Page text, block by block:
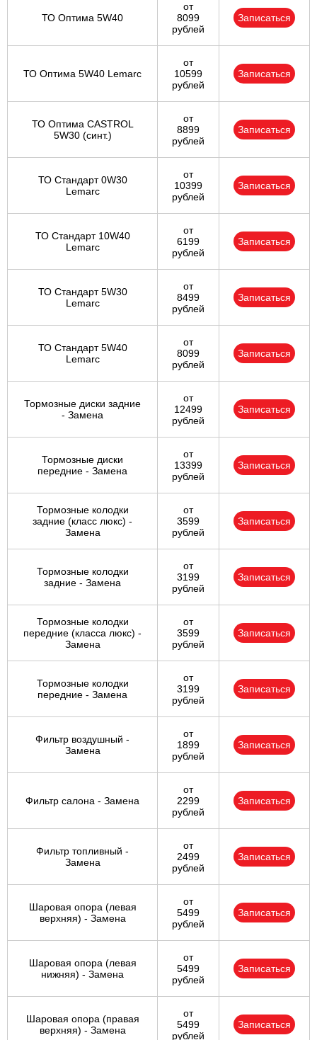
ТО Оптима 5W40
от
8099
рублей
Записаться
ТО Оптима 5W40 Lemarc
от
10599
рублей
Записаться
ТО Оптима CASTROL
5W30 (синт.)
от
8899
рублей
Записаться
ТО Стандарт 0W30
Lemarc
от
10399
рублей
Записаться
ТО Стандарт 10W40
Lemarc
от
6199
рублей
Записаться
ТО Стандарт 5W30
Lemarc
от
8499
рублей
Записаться
ТО Стандарт 5W40
Lemarc
от
8099
рублей
Записаться
Тормозные диски задние
- Замена
от
12499
рублей
Записаться
Тормозные диски
передние - Замена
от
13399
рублей
Записаться
Тормозные колодки
задние (класс люкс) -
Замена
от
3599
рублей
Записаться
Тормозные колодки
задние - Замена
от
3199
рублей
Записаться
Тормозные колодки
передние (класса люкс) -
Замена
от
3599
рублей
Записаться
Тормозные колодки
передние - Замена
от
3199
рублей
Записаться
Фильтр воздушный -
Замена
от
1899
рублей
Записаться
Фильтр салона - Замена
от
2299
рублей
Записаться
Фильтр топливный -
Замена
от
2499
рублей
Записаться
Шаровая опора (левая
верхняя) - Замена
от
5499
рублей
Записаться
Шаровая опора (левая
нижняя) - Замена
от
5499
рублей
Записаться
Шаровая опора (правая
верхняя) - Замена
от
5499
рублей
Записаться